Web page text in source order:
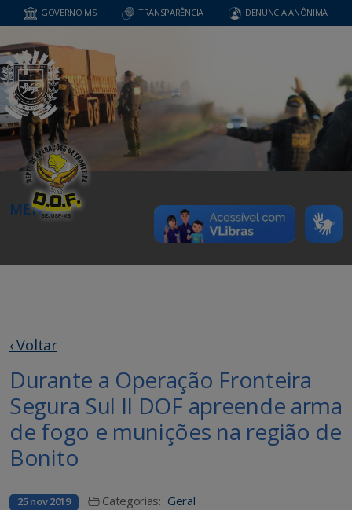
GOVERNO MS TRANSPARÊNCIA DENUNCIA ANÔNIMA
MENU
‹ Voltar
Durante a Operação Fronteira
Segura Sul II DOF apreende arma
de fogo e munições na região de
Bonito
25 nov 2019 Categorias: Geral